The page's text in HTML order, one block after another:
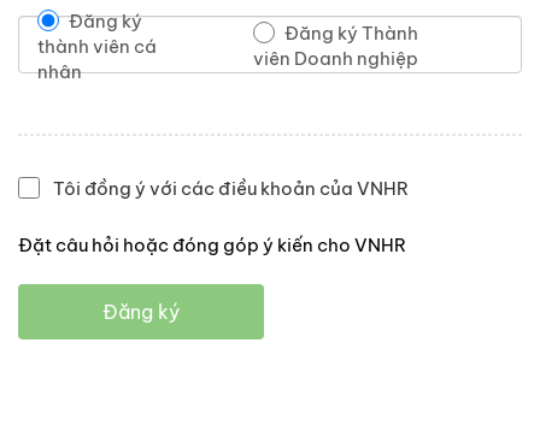
Đăng ký
thành viên cá
nhân
Đăng ký Thành
viên Doanh nghiệp
Tôi đồng ý với các điều khoản của VNHR
Đặt câu hỏi hoặc đóng góp ý kiến cho VNHR
Đăng ký